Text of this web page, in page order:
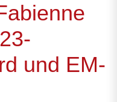
und EM-